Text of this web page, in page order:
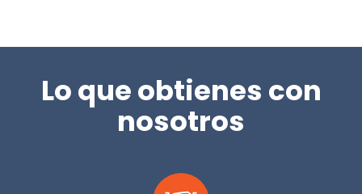
Lo que obtienes con
nosotros